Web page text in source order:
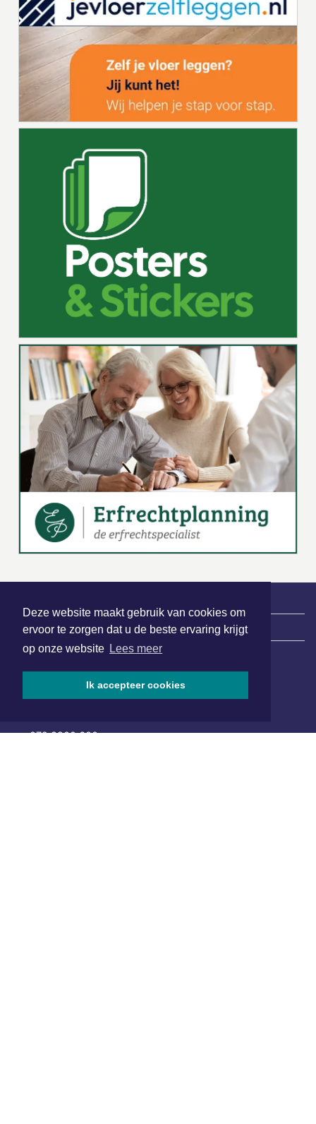
Deze website maakt gebruik van cookies om
ervoor te zorgen dat u de beste ervaring krijgt
op onze website Lees meer
Ik accepteer cookies
| Nieuws | Sport | Evenementen
Hoofdvestiging:
072 8200 600